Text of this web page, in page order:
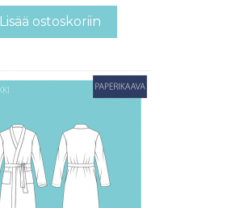
Lisää ostoskoriin